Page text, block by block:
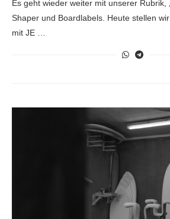
Es geht wieder weiter mit unserer Rubrik,
Shaper und Boardlabels. Heute stellen
mit JE …